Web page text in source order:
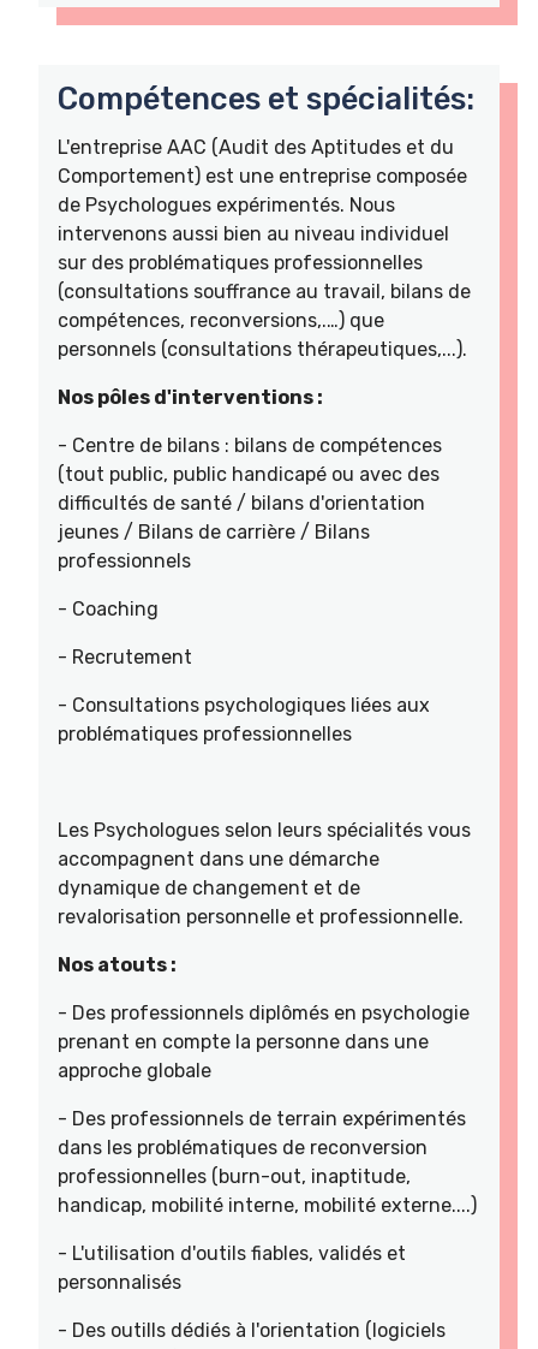
Compétences et spécialités:
L'entreprise AAC (Audit des Aptitudes et du
Comportement) est une entreprise composée
de Psychologues expérimentés. Nous
intervenons aussi bien au niveau individuel
sur des problématiques professionnelles
(consultations souffrance au travail, bilans de
compétences, reconversions,.…) que
personnels (consultations thérapeutiques,...).
Nos pôles d'interventions :
- Centre de bilans : bilans de compétences
(tout public, public handicapé ou avec des
difficultés de santé / bilans d'orientation
jeunes / Bilans de carrière / Bilans
professionnels
- Coaching
- Recrutement
- Consultations psychologiques liées aux
problématiques professionnelles
Les Psychologues selon leurs spécialités vous
accompagnent dans une démarche
dynamique de changement et de
revalorisation personnelle et professionnelle.
Nos atouts :
- Des professionnels diplômés en psychologie
prenant en compte la personne dans une
approche globale
- Des professionnels de terrain expérimentés
dans les problématiques de reconversion
professionnelles (burn-out, inaptitude,
handicap, mobilité interne, mobilité externe....)
- L'utilisation d'outils fiables, validés et
personnalisés
- Des outills dédiés à l'orientation (logiciels